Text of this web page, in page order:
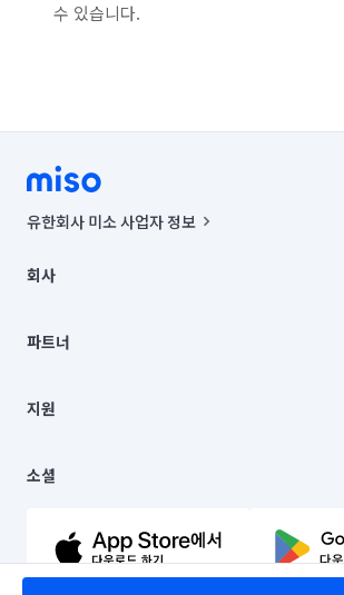
수 있습니다.
유한회사 미소 사업자 정보
00019 |
주소 | 본사: 서울특별시 종로구 율곡로 6(중학동, 트
컨택센터 : 서울특별시 종로구 수송동 율곡로 24, 7층
상품, 상품정보, 거래에 관한 의무와 책임은 거래당사
언론 보도 관련 문의:
© 유한회사 미소. Miso, Inc. All Rights Reserved.
회사
채용
파트너
이사
지원
이용약관
문의하기
소셜
유튜브